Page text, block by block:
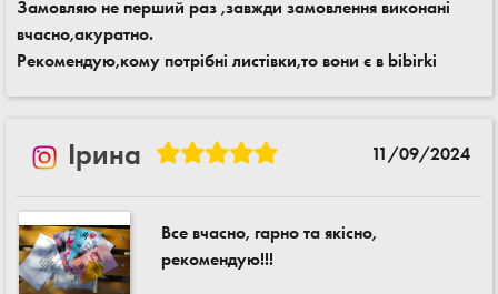
Замовляю не перший раз ,завжди замовлення виконані
вчасно,акуратно.
Рекомендую,кому потрібні листівки,то вони є в bibirki
Ірина 11/09/2024
Все вчасно, гарно та якісно,
рекомендую!!!